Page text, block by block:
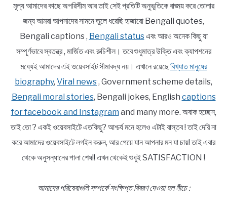
মূল্য আমাদের কাছে অপরিসীম আর তাই সেই প্রতিটি অনুভূতিকে বাঙ্ময় করে তোলার
জন্য আমরা আপনাদের সামনে তুলে ধরেছি হাজারো Bengali quotes,
Bengali captions , Bengali statusএবং আরও অনেক কিছু যা
সম্পূর্ণভাবে স্বতন্ত্র , মার্জিত এবং রুচিশীল। তবে শুধুমাত্র উক্তি এবং ক্যাপশনের
মধ্যেই আমাদের এই ওয়েবসাইট সীমাবদ্ধ নয়। এখানে রয়েছেবিখ্যাত মানুষের
biography, Viral news, Government scheme details,
Bengali moral stories, Bengali jokes, English captions
for facebook and Instagram and many more. অবাক হচ্ছেন,
তাই তো ? একই ওয়েবসাইটে এতকিছু? আশ্চর্য মনে হলেও এটাই বাস্তব ! তাই দেরি না
করে আমাদের ওয়েবসাইটে লগইন করুন, আর পেয়ে যান আপনার মন যা চায়! তাই এবার
থেকে অনুসন্ধানের পালা শেষ!! এখন থেকেই শুধুই SATISFACTION !
আমাদের পরিষেবাগুলি সম্পর্কে সংক্ষিপ্ত বিবরণ দেওয়া হল নীচে :